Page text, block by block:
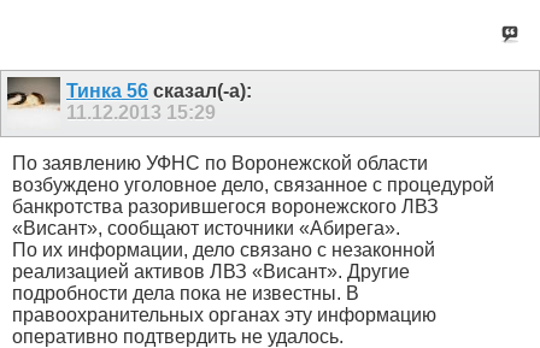
Тинка 56 сказал(-а):
11.12.2013 15:29
По заявлению УФНС по Воронежской области
возбуждено уголовное дело, связанное с процедурой
банкротства разорившегося воронежского ЛВЗ
«Висант», сообщают источники «Абирега».
По их информации, дело связано с незаконной
реализацией активов ЛВЗ «Висант». Другие
подробности дела пока не известны. В
правоохранительных органах эту информацию
оперативно подтвердить не удалось.